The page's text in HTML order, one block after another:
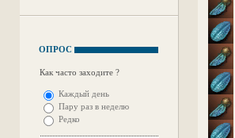
ОПРОС
Как часто заходите ?
Каждый день
Пару раз в неделю
Редко